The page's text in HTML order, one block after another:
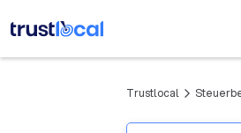
Trustlocal arrow_forward_ios